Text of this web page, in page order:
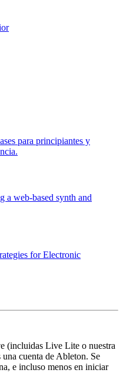
para principiantes y
a web-based synth and
for Electronic
(incluidas Live Lite o nuestra
cuenta de Ableton. Se
e incluso menos en iniciar